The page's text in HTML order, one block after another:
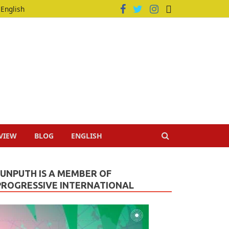
English
BLOG ENGLISH
IS A MEMBER OF
INTERNATIONAL